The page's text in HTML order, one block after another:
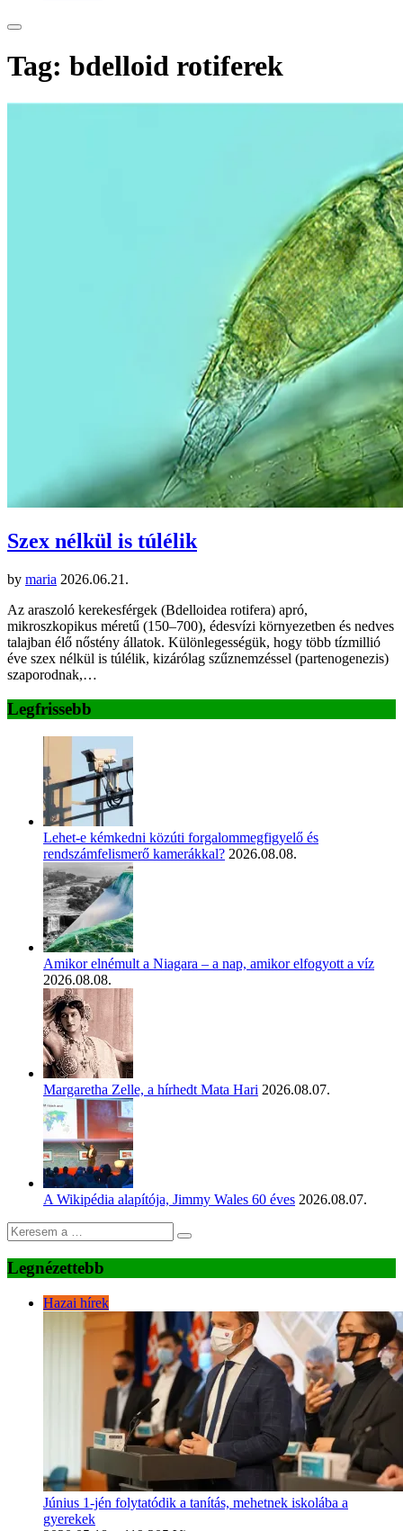
Tag: bdelloid rotiferek
Szex nélkül is túlélik
by maria 2026.06.21.
Az araszoló kerekesférgek (Bdelloidea rotifera) apró,
mikroszkopikus méretű (150–700), édesvízi környezetben és nedves
talajban élő nőstény állatok. Különlegességük, hogy több tízmillió
éve szex nélkül is túlélik, kizárólag szűznemzéssel (partenogenezis)
szaporodnak,…
Legfrissebb
Lehet-e kémkedni közúti forgalommegfigyelő és
rendszámfelismerő kamerákkal? 2026.08.08.
Amikor elnémult a Niagara – a nap, amikor elfogyott a víz
2026.08.08.
Margaretha Zelle, a hírhedt Mata Hari 2026.08.07.
A Wikipédia alapítója, Jimmy Wales 60 éves 2026.08.07.
Legnézettebb
Hazai hírek
Június 1-jén folytatódik a tanítás, mehetnek iskolába a
gyerekek